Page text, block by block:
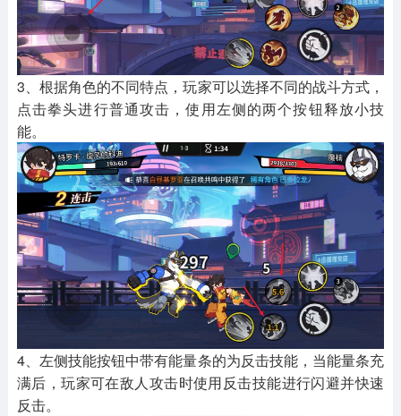
3、根据角色的不同特点，玩家可以选择不同的战斗方式，
点击拳头进行普通攻击，使用左侧的两个按钮释放小技
能。
4、左侧技能按钮中带有能量条的为反击技能，当能量条充
满后，玩家可在敌人攻击时使用反击技能进行闪避并快速
反击。